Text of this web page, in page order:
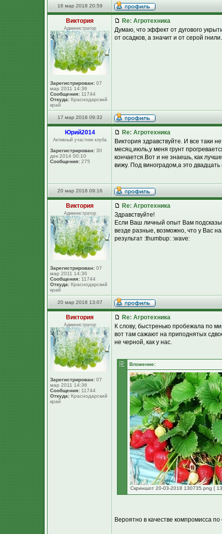
16 мар 2018 20:59
Виктория
Администратор
Зарегистрирован: 07
мар 2011 14:36
Сообщения: 11744
Откуда: Краснодарский
край
Re: Агротехника
Думаю, что эффект от дугового
от осадков, а значит и от серой
17 мар 2018 09:32
Юpий2014
Активный участник клуба
Зарегистрирован: 30
дек 2014 00:10
Сообщения: 275
Re: Агротехника
Виктория здравствуйте. И все таки
месяц,июль,у меня грунт
кончается.Вот и не знаешь, как
вижу. Под виноградом,а это
20 мар 2018 09:16
Виктория
Администратор
Зарегистрирован: 07
мар 2011 14:36
Сообщения: 11744
Откуда: Краснодарский
край
Re: Агротехника
Здравствуйте!
Если Ваш личный опыт Вам
везде разные, возможно, что у Вас
результат :thumbup: :wave:
20 мар 2018 13:07
Виктория
Администратор
Зарегистрирован: 07
мар 2011 14:36
Сообщения: 11744
Откуда: Краснодарский
край
Re: Агротехника
К слову, быстренько пробежала по
вот там сажают на приподнятых
не черной, как у нас.
Вложение:
Скриншот 20-03-2018 130735.png [
Вероятно в качестве компромисса